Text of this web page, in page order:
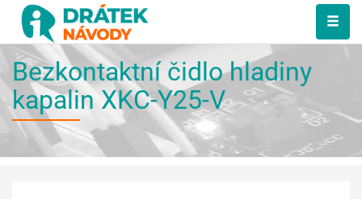
Bezkontaktní čidlo hladiny
kapalin XKC-Y25-V